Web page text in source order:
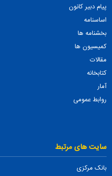
پیام دبیر کانون
اساسنامه
بخشنامه ها
کمیسیون ها
مقالات
کتابخانه
آمار
روابط عمومی
سایت های مرتبط
بانک مرکزی